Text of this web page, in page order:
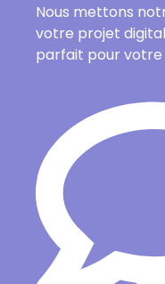
Nous mettons
votre projet
parfait pour